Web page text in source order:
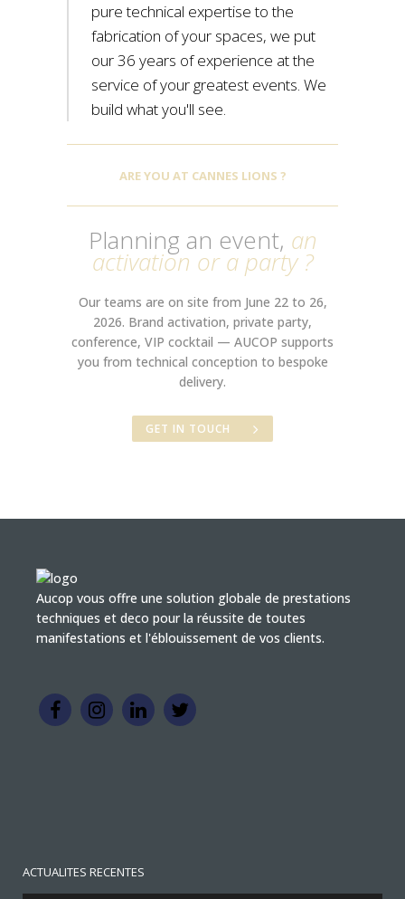
pure technical expertise to the
fabrication of your spaces, we put
our 36 years of experience at the
service of your greatest events. We
build what you'll see.
ARE YOU AT CANNES LIONS ?
Planning an event, an
activation or a party ?
Our teams are on site from June 22 to 26,
2026. Brand activation, private party,
conference, VIP cocktail — AUCOP supports
you from technical conception to bespoke
delivery.
GET IN TOUCH
Aucop vous offre une solution globale de prestations
techniques et deco pour la réussite de toutes
manifestations et l'éblouissement de vos clients.
ACTUALITES RECENTES